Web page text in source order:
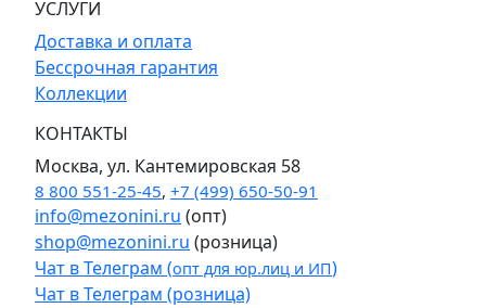
УСЛУГИ
Доставка и оплата
Бессрочная гарантия
Коллекции
КОНТАКТЫ
Москва, ул. Кантемировская 58
8 800 551-25-45, +7 (499) 650-50-91
info@mezonini.ru (опт)
shop@mezonini.ru (розница)
Чат в Телеграм (опт для юр.лиц и ИП)
Чат в Телеграм (розница)